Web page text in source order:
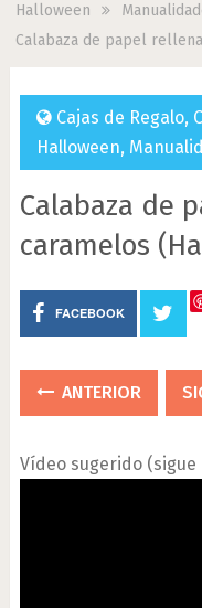
Halloween
Calabaza de papel
Cajas de Regalo,
Halloween,
Calabaza de
caramelos
FACEBOOK
ANTERIOR
Vídeo sugerido